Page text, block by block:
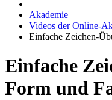
Akademie
Videos der Online-
Einfache Zeichen-
Einfache
Form und